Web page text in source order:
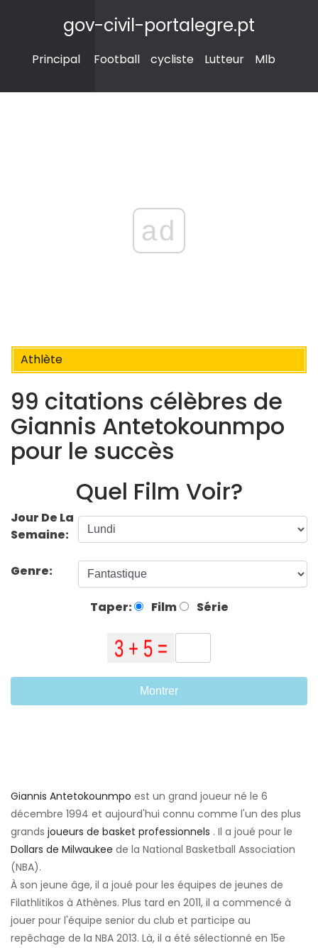
gov-civil-portalegre.pt
Principal Football cycliste Lutteur Mlb
ad
Athlète
99 citations célèbres de
Giannis Antetokounmpo
pour le succès
Quel Film Voir?
Jour De La
Semaine:
Genre:
Taper: Film Série
Montrer
Giannis Antetokounmpo est un grand joueur né le 6
décembre 1994 et aujourd'hui connu comme l'un des plus
grands joueurs de basket professionnels . Il a joué pour le
Dollars de Milwaukee de la National Basketball Association
(NBA).
À son jeune âge, il a joué pour les équipes de jeunes de
Filathlitikos à Athènes. Plus tard en 2011, il a commencé à
jouer pour l'équipe senior du club et participe au
repêchage de la NBA 2013. Là, il a été sélectionné en 15e